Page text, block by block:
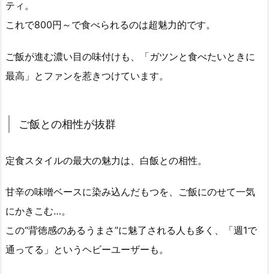
ティ。
これで800円～で食べられるのは超魅力的です。
ご飯が進む濃い目の味付けも、「ガツンと食べたいときに
最高」とファンを惹きつけています。
ご飯との相性が抜群
定食スタイルの最大の魅力は、白飯との相性。
甘辛の味噌ベースに染み込んだもつを、ご飯にのせて一気
にかきこむ…。
この“背徳感のあるうまさ”に魅了される人も多く、「週1で
通ってる」というヘビーユーザーも。